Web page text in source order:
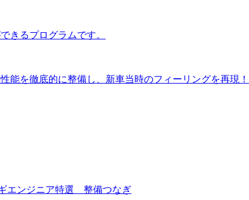
きるプログラムです。
能を徹底的に整備し、新車当時のフィーリングを再現！